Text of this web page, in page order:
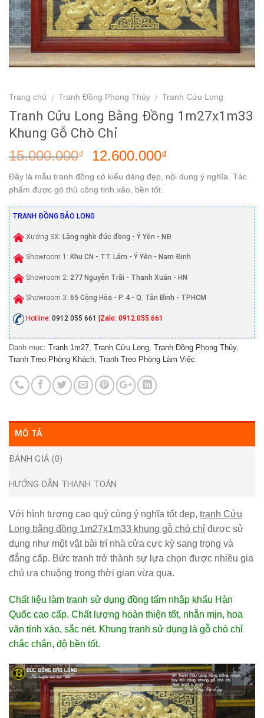
Trang chủ / Tranh Đồng Phong Thủy / Tranh Cửu Long
Tranh Cửu Long Bằng Đồng 1m27x1m33
Khung Gỗ Chò Chỉ
15.000.000₫ 12.600.000₫
Đây là mẫu tranh đồng có kiểu dáng đẹp, nội dung ý nghĩa. Tác
phẩm được gò thủ công tinh xảo, bền tốt.
TRANH ĐỒNG BẢO LONG
Xưởng SX: Làng nghề đúc đồng - Ý Yên - NĐ
Showroom 1: Khu CN - TT. Lâm - Ý Yên - Nam Định
Showroom 2: 277 Nguyễn Trãi - Thanh Xuân - HN
Showroom 3: 65 Cộng Hòa - P. 4 - Q. Tân Bình - TPHCM
Hotline: 0912 055 661 |Zalo: 0912.055.661
Danh mục: Tranh 1m27 Tranh Cửu Long Tranh Đồng Phong Thủy,
Tranh Treo Phòng Khách Tranh Treo Phòng Làm Việc
MÔ TẢ
ĐÁNH GIÁ (0)
HƯỚNG DẪN THANH TOÁN
Với hình tượng cao quý cùng ý nghĩa tốt đẹp, tranh Cửu
Long bằng đồng 1m27x1m33 khung gỗ chò chỉ được sử
dụng như một vật bài trí nhà cửa cực kỳ sang trọng và
đẳng cấp. Bức tranh trở thành sự lựa chọn được nhiều gia
chủ ưa chuộng trong thời gian vừa qua.
Chất liệu làm tranh sử dụng đồng tấm nhập khẩu Hàn
Quốc cao cấp. Chất lượng hoàn thiện tốt, nhẵn mịn, hoa
văn tinh xảo, sắc nét. Khung tranh sử dụng là gỗ chò chỉ
chắc chắn, độ bền tốt.